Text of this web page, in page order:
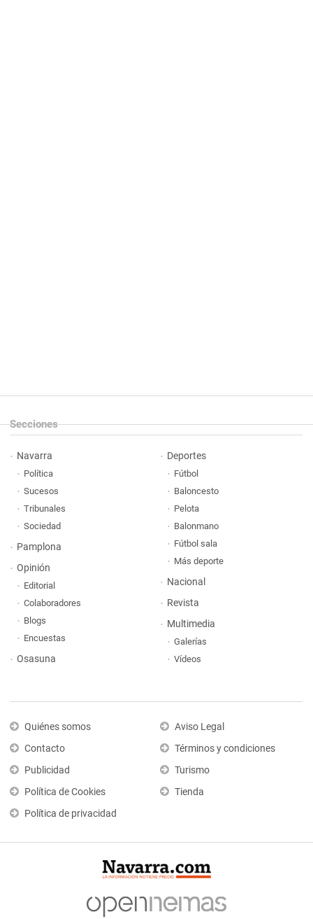
Secciones
Navarra
Política
Sucesos
Tribunales
Sociedad
Pamplona
Opinión
Editorial
Colaboradores
Blogs
Encuestas
Osasuna
Deportes
Fútbol
Baloncesto
Pelota
Balonmano
Fútbol sala
Más deporte
Nacional
Revista
Multimedia
Galerías
Vídeos
Quiénes somos
Contacto
Publicidad
Política de Cookies
Política de privacidad
Aviso Legal
Términos y condiciones
Turismo
Tienda